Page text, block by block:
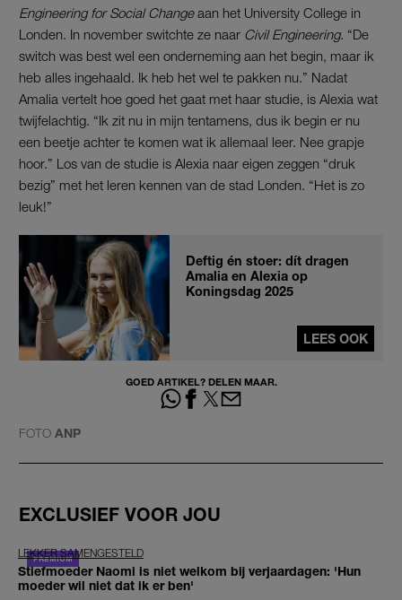
Engineering for Social Changeaan het University College in
Londen. In november switchte ze naar Civil Engineering. “De
switch was best wel een onderneming aan het begin, maar ik
heb alles ingehaald. Ik heb het wel te pakken nu.” Nadat
Amalia vertelt hoe goed het gaat met haar studie, is Alexia wat
twijfelachtig. “Ik zit nu in mijn tentamens, dus ik begin er nu
een beetje achter te komen wat ik allemaal leer. Nee grapje
hoor.” Los van de studie is Alexia naar eigen zeggen “druk
bezig” met het leren kennen van de stad Londen. “Het is zo
leuk!”
Deftig én stoer: dít dragen
Amalia en Alexia op
Koningsdag 2025
LEES OOK
GOED ARTIKEL? DELEN MAAR.
FOTO ANP
EXCLUSIEF VOOR JOU
LEKKER SAMENGESTELD
Stiefmoeder Naomi is niet welkom bij verjaardagen: 'Hun
moeder wil niet dat ik er ben'